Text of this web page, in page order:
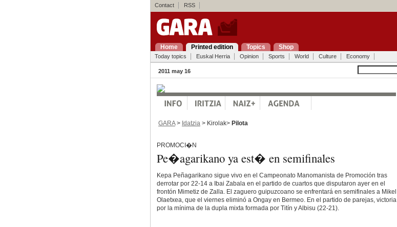
Contact RSS
Home Printed edition Topics Shop
Today topics Euskal Herria Opinion Sports World Culture Economy
2011 may 16
GARA> Idatzia > Kirolak> Pilota
PROMOCI�N
Pe�agarikano ya est� en semifinales
Kepa Peñagarikano sigue vivo en el Campeonato Manomanista de Promoción tras
derrotar por 22-14 a Ibai Zabala en el partido de cuartos que disputaron ayer en el
frontón Mimetiz de Zalla. El zaguero guipuzcoano se enfrentará en semifinales a Mikel
Olaetxea, que el viernes eliminó a Ongay en Bermeo. En el partido de parejas, victoria
por la mínima de la dupla mixta formada por Titín y Albisu (22-21).